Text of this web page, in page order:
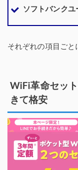
ソフトバンク
それぞれの項目ごと
WiFi革命セッ
きて格安